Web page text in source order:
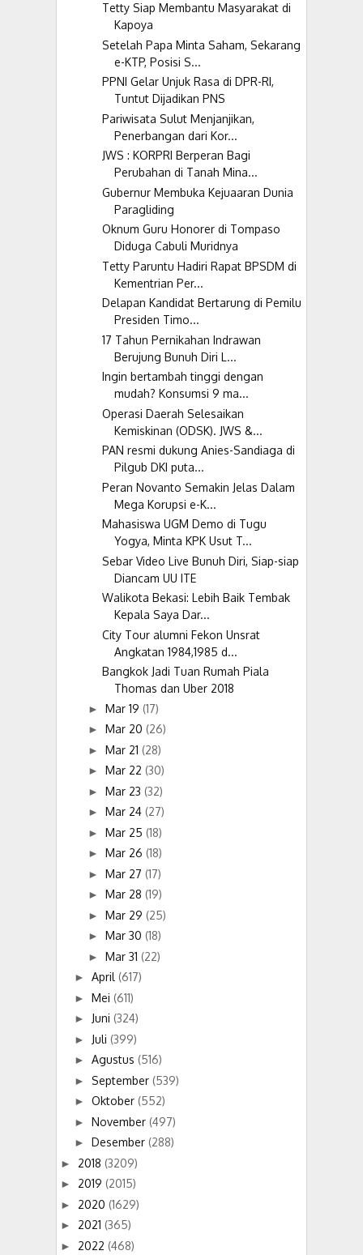
Tetty Siap Membantu Masyarakat di
Kapoya
Setelah Papa Minta Saham, Sekarang
e-KTP, Posisi S...
PPNI Gelar Unjuk Rasa di DPR-RI,
Tuntut Dijadikan PNS
Pariwisata Sulut Menjanjikan,
Penerbangan dari Kor...
JWS : KORPRI Berperan Bagi
Perubahan di Tanah Mina...
Gubernur Membuka Kejuaaran Dunia
Paragliding
Oknum Guru Honorer di Tompaso
Diduga Cabuli Muridnya
Tetty Paruntu Hadiri Rapat BPSDM di
Kementrian Per...
Delapan Kandidat Bertarung di Pemilu
Presiden Timo...
17 Tahun Pernikahan Indrawan
Berujung Bunuh Diri L...
Ingin bertambah tinggi dengan
mudah? Konsumsi 9 ma...
Operasi Daerah Selesaikan
Kemiskinan (ODSK). JWS &...
PAN resmi dukung Anies-Sandiaga di
Pilgub DKI puta...
Peran Novanto Semakin Jelas Dalam
Mega Korupsi e-K...
Mahasiswa UGM Demo di Tugu
Yogya, Minta KPK Usut T...
Sebar Video Live Bunuh Diri, Siap-siap
Diancam UU ITE
Walikota Bekasi: Lebih Baik Tembak
Kepala Saya Dar...
City Tour alumni Fekon Unsrat
Angkatan 1984,1985 d...
Bangkok Jadi Tuan Rumah Piala
Thomas dan Uber 2018
► Mar 19 (17)
► Mar 20 (26)
► Mar 21 (28)
► Mar 22 (30)
► Mar 23 (32)
► Mar 24 (27)
► Mar 25 (18)
► Mar 26 (18)
► Mar 27 (17)
► Mar 28 (19)
► Mar 29 (25)
► Mar 30 (18)
► Mar 31 (22)
► April (617)
► Mei (611)
► Juni (324)
► Juli (399)
► Agustus (516)
► September (539)
► Oktober (552)
► November (497)
► Desember (288)
► 2018 (3209)
► 2019 (2015)
► 2020 (1629)
► 2021 (365)
► 2022 (468)